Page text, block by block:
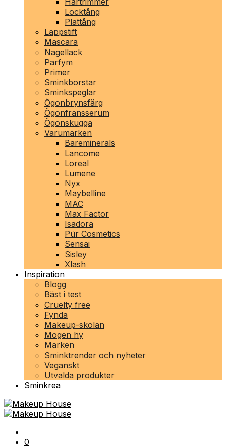
Locktång
Plattång
Läppstift
Mascara
Nagellack
Parfym
Primer
Sminkborstar
Sminkspeglar
Ögonbrynsfärg
Ögonfransserum
Ögonskugga
Varumärken
Bareminerals
Lancome
Loreal
Lumene
Nyx
Maybelline
MAC
Max Factor
Isadora
Pür Cosmetics
Sensai
Sisley
Xlash
Inspiration
Blogg
Bäst i test
Cruelty free
Fynda
Makeup-skolan
Mogen hy
Märken
Sminktrender och nyheter
Veganskt
Utvalda produkter
Sminkrea
0